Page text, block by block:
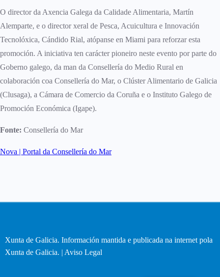
O director da Axencia Galega da Calidade Alimentaria, Martín
Alemparte, e o director xeral de Pesca, Acuicultura e Innovación
Tecnolóxica, Cándido Rial, atópanse en Miami para reforzar esta
promoción. A iniciativa ten carácter pioneiro neste evento por parte do
Goberno galego, da man da Consellería do Medio Rural en
colaboración coa Consellería do Mar, o Clúster Alimentario de Galicia
(Clusaga), a Cámara de Comercio da Coruña e o Instituto Galego de
Promoción Económica (Igape).
Fonte: Consellería do Mar
Nova | Portal da Consellería do Mar
Xunta de Galicia. Información mantida e publicada na internet pola
Xunta de Galicia. | Aviso Legal